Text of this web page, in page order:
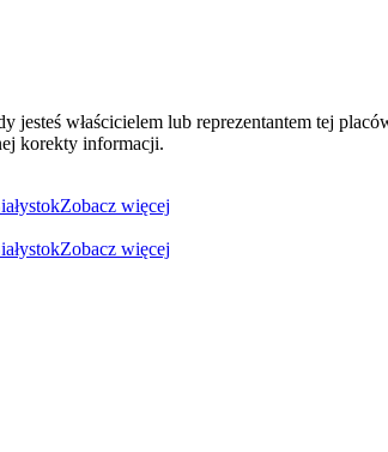
właścicielem lub reprezentantem tej
korekty informacji.
Zobacz więcej
Zobacz więcej